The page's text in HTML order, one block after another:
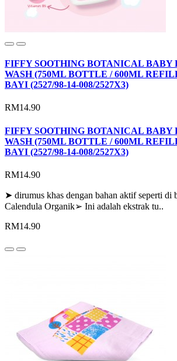
FIFFY SOOTHING BOTANICAL BABY
WASH (750ML BOTTLE / 600ML
BAYI (2527/98-14-008/2527X3)
RM14.90
FIFFY SOOTHING BOTANICAL BABY
WASH (750ML BOTTLE / 600ML
BAYI (2527/98-14-008/2527X3)
RM14.90
➤ dirumus khas dengan bahan aktif seperti
Calendula Organik➢ Ini adalah ekstrak tu..
RM14.90